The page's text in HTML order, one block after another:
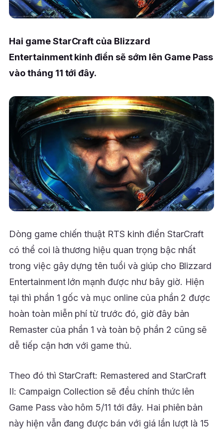
Hai game StarCraft của Blizzard
Entertainment kinh điển sẽ sớm lên Game Pass
vào tháng 11 tới đây.
Dòng game chiến thuật RTS kinh điển StarCraft
có thể coi là thương hiệu quan trọng bậc nhất
trong việc gây dựng tên tuổi và giúp cho Blizzard
Entertainment lớn mạnh được như bây giờ. Hiện
tại thì phần 1 gốc và mục online của phần 2 được
hoàn toàn miễn phí từ trước đó, giờ đây bản
Remaster của phần 1 và toàn bộ phần 2 cũng sẽ
dễ tiếp cận hơn với game thủ.
Theo đó thì StarCraft: Remastered and StarCraft
II: Campaign Collection sẽ đều chính thức lên
Game Pass vào hôm 5/11 tới đây. Hai phiên bản
này hiện vẫn đang được bán với giá lần lượt là 15